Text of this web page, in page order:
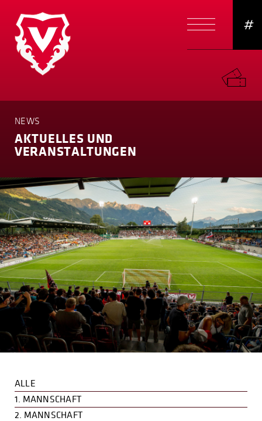
#
NEWS
AKTUELLES UND
VERANSTAL­TUNGEN
ALLE
1. MANNSCHAFT
2. MANNSCHAFT